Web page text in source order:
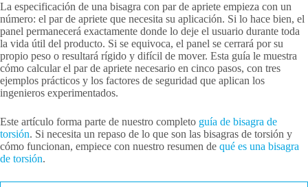
La especificación de una bisagra con par de apriete empieza con un
número: el par de apriete que necesita su aplicación. Si lo hace bien, el
panel permanecerá exactamente donde lo deje el usuario durante toda
la vida útil del producto. Si se equivoca, el panel se cerrará por su
propio peso o resultará rígido y difícil de mover. Esta guía le muestra
cómo calcular el par de apriete necesario en cinco pasos, con tres
ejemplos prácticos y los factores de seguridad que aplican los
ingenieros experimentados.
Este artículo forma parte de nuestro completo guía de bisagra de
torsión. Si necesita un repaso de lo que son las bisagras de torsión y
cómo funcionan, empiece con nuestro resumen de qué es una bisagra
de torsión.